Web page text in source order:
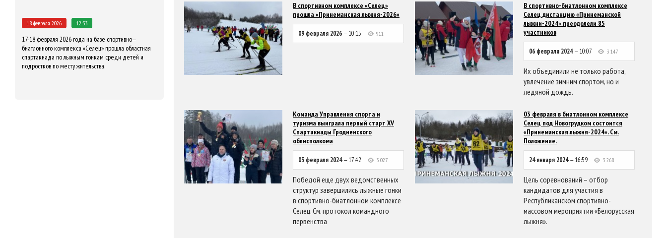
18 февраля 2026 12:33
17-18 февраля 2026 года на базе спортивно--
биатлонного комплекса «Селец» прошла областная
спартакиада по лыжным гонкам среди детей и
подростков по месту жительства.
В спортивном комплексе «Селец»
прошла «Принеманская лыжня-2026»
09 февраля 2026 — 10:15 911
В спортивно-биатлонном комплексе
Селец дистанцию «Принеманской
лыжни-2024» преодолели 85
участников
06 февраля 2024— 10:07 3 147
Их объединили не только работа,
увлечение зимним спортом, но и
ледяной дождь.
Команда Управления спорта и
туризма выиграла первый старт XV
Спартакиады Гродненского
облисполкома
03 февраля 2024— 17:42 3 027
Победой еще двух ведомственных
структур завершились лыжные гонки
в спортивно-биатлонном комплексе
Селец. См. протокол командного
первенства
03 февраля в биатлонном комплексе
Селец под Новогрудком состоится
«Принеманская лыжня-2024». См.
Положение.
24 января 2024— 16:59 3 268
Цель соревнований – отбор
кандидатов для участия в
Республиканском спортивно-
массовом мероприятии «Белорусская
лыжня».